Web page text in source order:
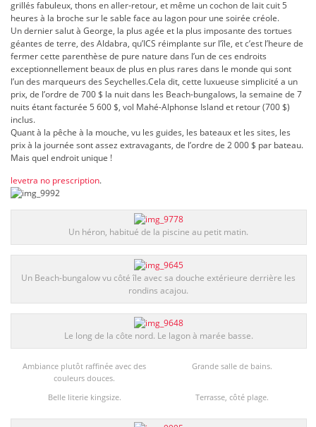
grillés fabuleux, thons en aller-retour, et même un cochon de lait cuit 5
heures à la broche sur le sable face au lagon pour une soirée créole.
Un dernier salut à George, la plus agée et la plus imposante des tortues
géantes de terre, des Aldabra, qu’ICS réimplante sur l’île, et c’est l’heure de
fermer cette parenthèse de pure nature dans l’un de ces endroits
exceptionnellement beaux de plus en plus rares dans le monde qui sont
l’un des marqueurs des Seychelles.Cela dit, cette luxueuse simplicité a un
prix, de l’ordre de 700 $ la nuit dans les Beach-bungalows, la semaine de 7
nuits étant facturée 5 600 $, vol Mahé-Alphonse Island et retour (700 $)
inclus.
Quant à la pêche à la mouche, vu les guides, les bateaux et les sites, les
prix à la journée sont assez extravagants, de l’ordre de 2 000 $ par bateau.
Mais quel endroit unique !
levetra no prescription.
Un héron, habitué de la piscine au petit matin.
Un Beach-bungalow vu côté île avec sa douche extérieure derrière les
rondins acajou.
Le long de la côte nord. Le lagon à marée basse.
Ambiance plutôt raffinée avec des
couleurs douces.
Grande salle de bains.
Belle literie kingsize. Terrasse, côté plage.